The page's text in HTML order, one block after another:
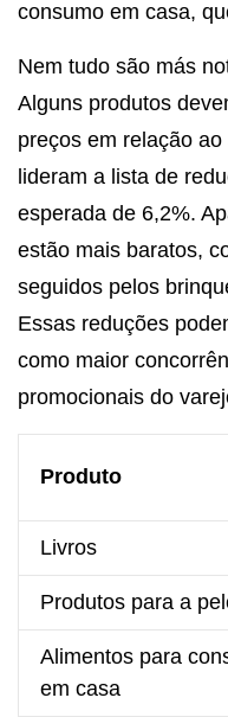
consumo em casa,
Nem tudo são más
Alguns produtos
preços em relação
lideram a lista de
esperada de 6,2%.
estão mais baratos,
seguidos pelos
Essas reduções
como maior
promocionais do
Produto
Livros
Produtos para a
Alimentos para
em casa